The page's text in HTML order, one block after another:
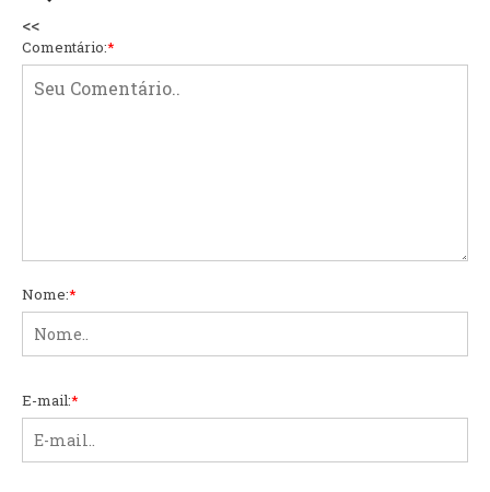
<<
Comentário:*
Nome:*
E-mail:*